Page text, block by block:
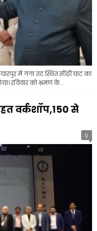
में गंगा तट स्थित सीढ़ी घाट का
रविवार को भ्रमण के...
वर्कशॉप,150 से
0